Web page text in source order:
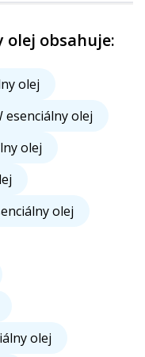
olej obsahuje:
olej
esenciálny olej
olej
olej
olej